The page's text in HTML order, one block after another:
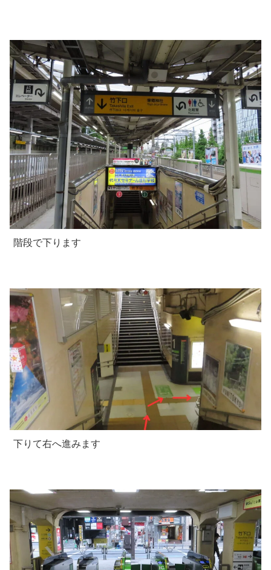
階段で下ります
下りて右へ進みます